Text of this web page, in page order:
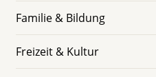
Familie & Bildung
Freizeit & Kultur